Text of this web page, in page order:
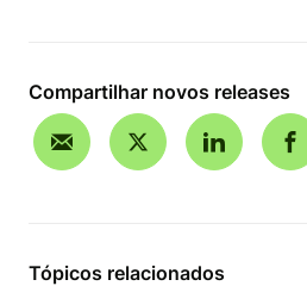
Compartilhar novos releases
Tópicos relacionados